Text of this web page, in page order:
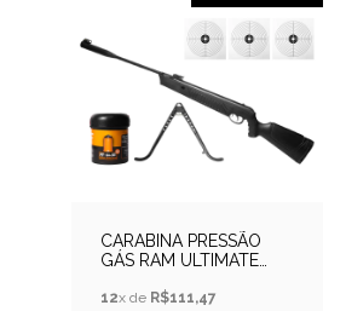
CARABINA PRESSÃO
GÁS RAM ULTIMATE
+HELLBOY+ALVO
12x de R$111,47